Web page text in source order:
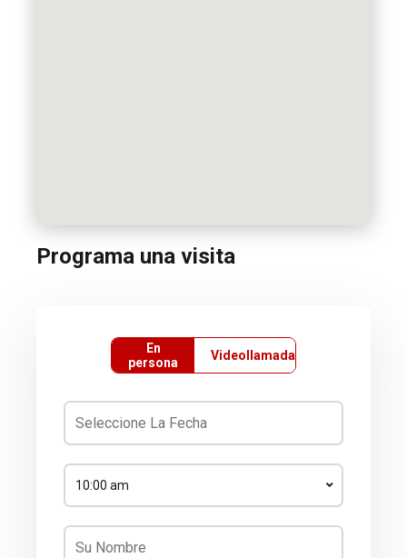
Programa una visita
En
persona
Videollamada
10:00 am